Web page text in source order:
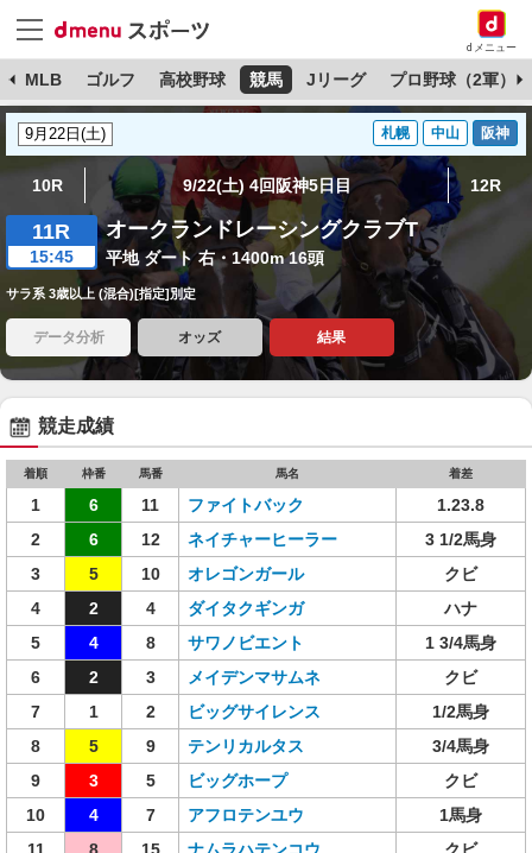
dメニュー
MLB ゴルフ 高校野球 競馬 Jリーグ プロ野球（2軍）
札幌 中山 阪神
10R 9/22(土) 4回阪神5日目 12R
11R
15:45
オークランドレーシングクラブT
平地 ダート 右・1400m 16頭
サラ系 3歳以上 (混合)[指定]別定
データ分析 オッズ 結果
競走成績
着順 枠番 馬番 馬名 着差
1 6 11 ファイトバック
1.23.8
2
6 12 ネイチャーヒーラー
3 1/2馬身
3
5 10 オレゴンガール
クビ
4
2 4 ダイタクギンガ
ハナ
5
4 8 サワノビエント
1 3/4馬身
6
2 3 メイデンマサムネ
クビ
7
1 2 ビッグサイレンス
1/2馬身
8
5 9 テンリカルタス
3/4馬身
9
3 5 ビッグホープ
クビ
10
4 7 アフロテンユウ
1馬身